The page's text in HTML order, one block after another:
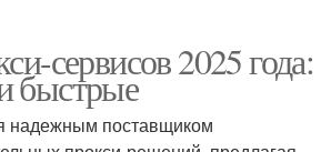
сервисов 2025 года:
быстрые
надежным поставщиком